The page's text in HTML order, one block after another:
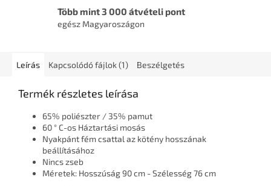
Több mint 3 000 átvételi pont
egész Magyaroszágon
Leírás Kapcsolódó fájlok (1) Beszélgetés
Termék részletes leírása
65% poliészter / 35% pamut
60 ° C-os Háztartási mosás
Nyakpánt fém csattal az kötény hosszának
beállításához
Nincs zseb
Méretek: Hosszúság 90 cm - Szélesség 76 cm